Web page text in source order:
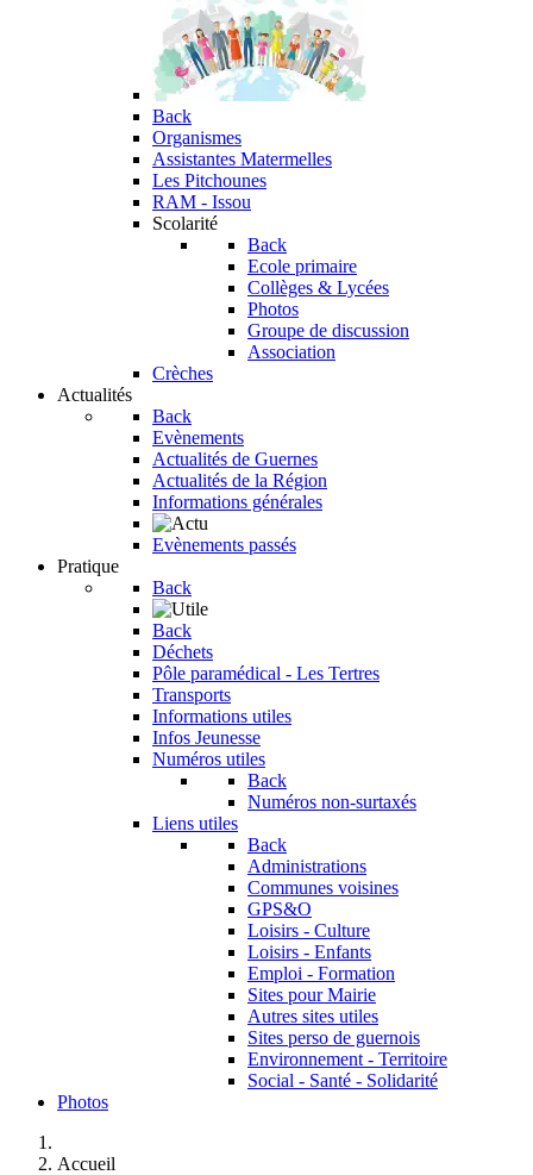
Back
Organismes
Assistantes Matermelles
Les Pitchounes
RAM - Issou
Scolarité
Back
Ecole primaire
Collèges & Lycées
Photos
Groupe de discussion
Association
Crèches
Actualités
Back
Evènements
Actualités de Guernes
Actualités de la Région
Informations générales
Evènements passés
Pratique
Back
Back
Déchets
Pôle paramédical - Les Tertres
Transports
Informations utiles
Infos Jeunesse
Numéros utiles
Back
Numéros non-surtaxés
Liens utiles
Back
Administrations
Communes voisines
GPS&O
Loisirs - Culture
Loisirs - Enfants
Emploi - Formation
Sites pour Mairie
Autres sites utiles
Sites perso de guernois
Environnement - Territoire
Social - Santé - Solidarité
Photos
Accueil